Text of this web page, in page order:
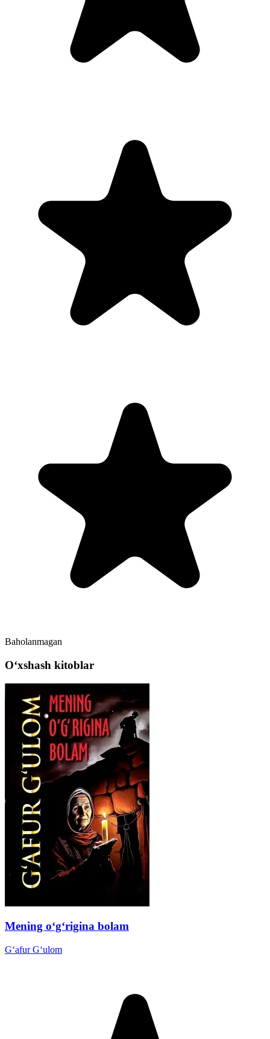
Baholanmagan
Oʻxshash kitoblar
Mening o‘g‘rigina bolam
G‘afur G‘ulom